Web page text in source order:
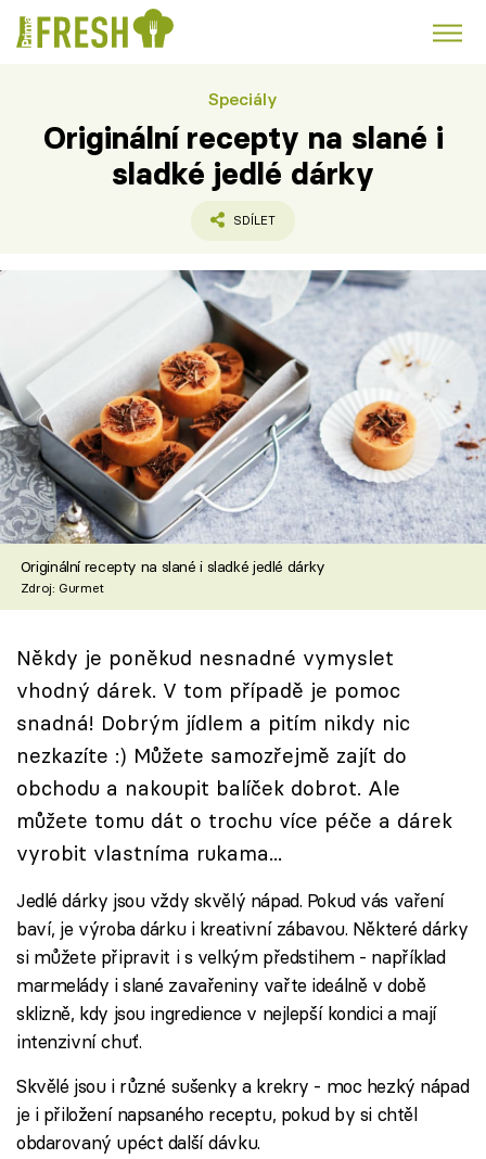
Polévky k večeři
Česká kuchyně Čokoláda
Recepty
Články
TV Program
Škola vaření
Recepty z TV
Speciál: Cuketa
Těhotnej kuchař
Sledujte prima+
Přihlášení
Sledujte nás
Speciály
Originální recepty na slané i
sladké jedlé dárky
SDÍLET
Originální recepty na slané i sladké jedlé dárky
Zdroj: Gurmet
Někdy je poněkud nesnadné vymyslet
vhodný dárek. V tom případě je pomoc
snadná! Dobrým jídlem a pitím nikdy nic
nezkazíte :) Můžete samozřejmě zajít do
obchodu a nakoupit balíček dobrot. Ale
můžete tomu dát o trochu více péče a dárek
vyrobit vlastníma rukama...
Jedlé dárky jsou vždy skvělý nápad. Pokud vás vaření
baví, je výroba dárku i kreativní zábavou. Některé dárky
si můžete připravit i s velkým předstihem - například
marmelády i slané zavařeniny vařte ideálně v době
sklizně, kdy jsou ingredience v nejlepší kondici a mají
intenzivní chuť.
Skvělé jsou i různé sušenky a krekry - moc hezký nápad
je i přiložení napsaného receptu, pokud by si chtěl
obdarovaný upéct další dávku.